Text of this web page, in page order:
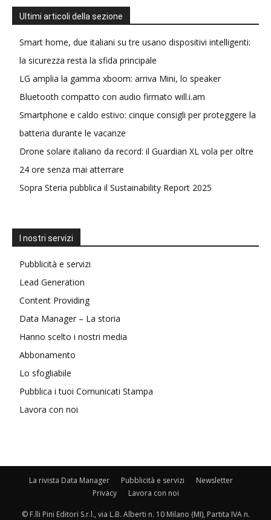
Ultimi articoli della sezione
Smart home, due italiani su tre usano dispositivi intelligenti:
la sicurezza resta la sfida principale
LG amplia la gamma xboom: arriva Mini, lo speaker
Bluetooth compatto con audio firmato will.i.am
Smartphone e caldo estivo: cinque consigli per proteggere la
batteria durante le vacanze
Drone solare italiano da record: il Guardian XL vola per oltre
24 ore senza mai atterrare
Sopra Steria pubblica il Sustainability Report 2025
I nostri servizi
Pubblicità e servizi
Lead Generation
Content Providing
Data Manager – La storia
Hanno scelto i nostri media
Abbonamento
Lo sfogliabile
Pubblica i tuoi Comunicati Stampa
Lavora con noi
La rivista Data Manager Pubblicità e servizi
Newsletter
Privacy
Lavora con noi
© F.lli Pini Editori S.r.l., via L.B. Alberti n. 10 Milano (MI), Partita IVA n.